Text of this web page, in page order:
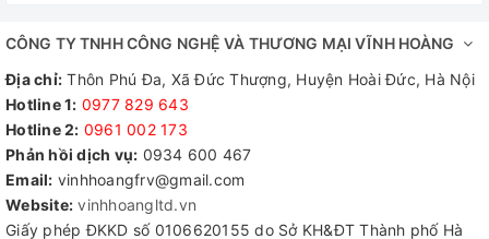
2. Cấu tạo của Tủ nấu cơm công nghiệp 8
khay:
- Có cấu tạo vỏ 3 lớp chống nóng ra bên ngoài tuyệt đối. Trong
đó có hai lớp được làm bằng inox 201 (phổ biến, có thể làm
bằng inox 304 theo yêu cầu khách hàng). Phần inox này có độ
CÔNG TY TNHH CÔNG NGHỆ VÀ THƯƠNG MẠI VĨNH HOÀNG
Địa chỉ: Thôn Phú Đa, Xã Đức Thượng, Huyện Hoài Đức, Hà Nội
Hotline 1: 0977 829 643
Hotline 2: 0961 002 173​
Phản hồi dịch vụ: 0934 600 467
Email: vinhhoangfrv@gmail.com
Website: vinhhoangltd.vn
Giấy phép ĐKKD số 0106620155 do Sở KH&ĐT Thành phố Hà